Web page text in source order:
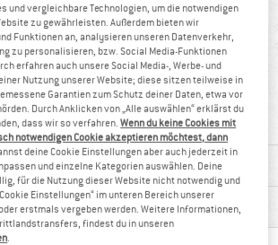
Stretch
& FEATURES
und vergleichbare Technologien, um die notwendigen
zu gewährleisten. Außerdem bieten wir
Funktionen an, analysieren unseren Datenverkehr,
zu personalisieren, bzw. Social Media-Funktionen
erfahren auch unsere Social Media-, Werbe- und
Nutzung unserer Website; diese sitzen teilweise in
Garantien zum Schutz deiner Daten, etwa vor
Durch Anklicken von „Alle auswählen“ erklärst du
dass wir so verfahren.Wenn du keine Cookies mit
notwendigen Cookie akzeptieren möchtest, dann
deine Cookie Einstellungen aber auch jederzeit in
und einzelne Kategorien auswählen. Deine
für die Nutzung dieser Website nicht notwendig und
Einstellungen“ im unteren Bereich unserer
erstmals vergeben werden. Weitere Informationen,
findest du in unseren